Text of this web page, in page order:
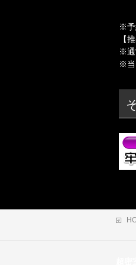
※予
【
※通
※当